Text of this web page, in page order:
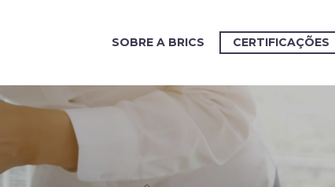
SOBRE A BRICS CERTIFICAÇÕES